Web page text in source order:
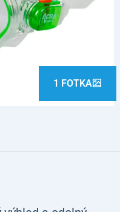
1 FOTKA